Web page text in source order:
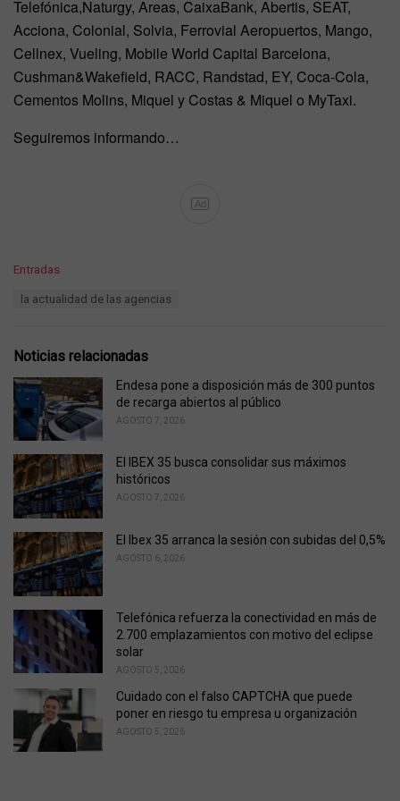
Telefónica,Naturgy, Areas, CaixaBank, Abertis, SEAT,
Acciona, Colonial, Solvia, Ferrovial Aeropuertos, Mango,
Cellnex, Vueling, Mobile World Capital Barcelona,
Cushman&Wakefield, RACC, Randstad, EY, Coca-Cola,
Cementos Molins, Miquel y Costas & Miquel o MyTaxi.
Seguiremos informando…
Ad
C
o
r
i
e
s
Entradas
:
la actualidad de las agencias
Noticias relacionadas
Endesa pone a disposición más de 300 puntos
de recarga abiertos al público
AGOSTO 7, 2026
El IBEX 35 busca consolidar sus máximos
históricos
AGOSTO 7, 2026
El Ibex 35 arranca la sesión con subidas del 0,5%
AGOSTO 6, 2026
Telefónica refuerza la conectividad en más de
2.700 emplazamientos con motivo del eclipse
solar
AGOSTO 5, 2026
Cuidado con el falso CAPTCHA que puede
poner en riesgo tu empresa u organización
AGOSTO 5, 2026